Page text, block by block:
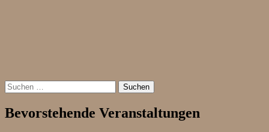
Suchen
nach:
Bevorstehende Veranstaltungen